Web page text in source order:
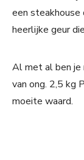
een
heerlijke geur
Al met al ben je
van ong. 2,5 kg
moeite waard.